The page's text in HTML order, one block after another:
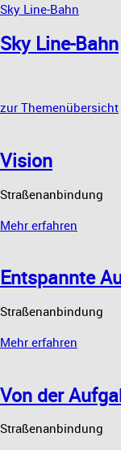
Sky Line-Bahn
Sky Line-Bahn
zur Themenübersicht
Vision
Straßenanbindung
Mehr erfahren
Entspannte
Straßenanbindung
Mehr erfahren
Von der
Straßenanbindung